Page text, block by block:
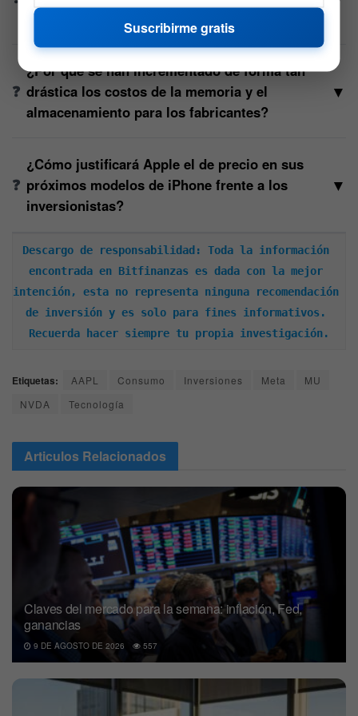
bursátil?
¿Por qué se han incrementado de forma tan
drástica los costos de la memoria y el
almacenamiento para los fabricantes?
▼
¿Cómo justificará Apple el de precio en sus
próximos modelos de iPhone frente a los
inversionistas?
▼
Descargo de responsabilidad: Toda la información
encontrada en Bitfinanzas es dada con la mejor
intención, esta no representa ninguna recomendación
de inversión y es solo para fines informativos.
Recuerda hacer siempre tu propia investigación.
Etiquetas: AAPL Consumo Inversiones Meta
MU
NVDA
Tecnología
Articulos Relacionados
Claves del mercado para la semana: inflación, Fed,
ganancias
9 DE AGOSTO DE 2026 557
Suscribirme gratis